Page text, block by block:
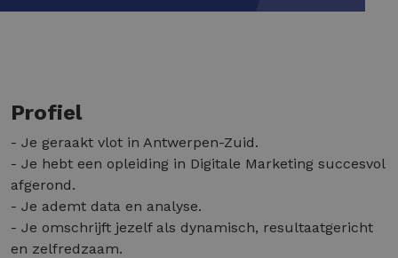
Profiel
- Je geraakt vlot in Antwerpen-Zuid.
- Je hebt een opleiding in Digitale Marketing succesvol
afgerond.
- Je ademt data en analyse.
- Je omschrijft jezelf als dynamisch, resultaatgericht
en zelfredzaam.